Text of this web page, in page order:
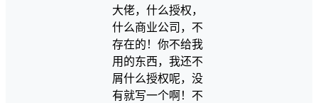
大佬，什么授权，
什么商业公司，不
存在的！你不给我
用的东西，我还不
屑什么授权呢，没
有就写一个啊！不